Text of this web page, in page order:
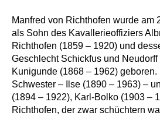
Manfred von Richthofen wurde am
als Sohn des Kavallerieoffiziers
Richthofen (1859 – 1920) und
Geschlecht Schickfus und
Kunigunde (1868 – 1962) geboren.
Schwester – Ilse (1890 – 1963) –
(1894 – 1922), Karl-Bolko (1903 –
Richthofen, der zwar schüchtern